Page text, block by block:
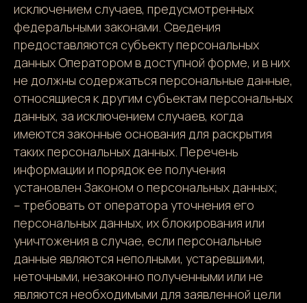
исключением случаев, предусмотренных
федеральными законами. Сведения
предоставляются субъекту персональных
данных Оператором в доступной форме, и в них
не должны содержаться персональные данные,
относящиеся к другим субъектам персональных
данных, за исключением случаев, когда
имеются законные основания для раскрытия
таких персональных данных. Перечень
информации и порядок ее получения
установлен Законом о персональных данных;
– требовать от оператора уточнения его
персональных данных, их блокирования или
уничтожения в случае, если персональные
данные являются неполными, устаревшими,
неточными, незаконно полученными или не
являются необходимыми для заявленной цели